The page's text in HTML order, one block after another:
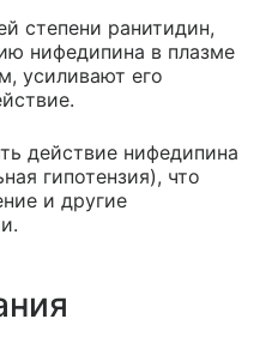
степени ранитидин,
нифедипина в плазме
усиливают его
действие нифедипина
гипотензия), что
и другие